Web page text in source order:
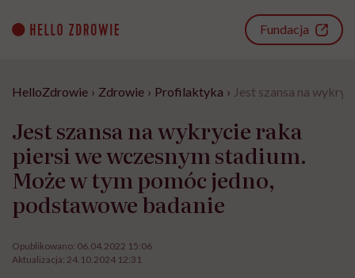
content
Fundacja
HelloZdrowie › Zdrowie › Profilaktyka › Jest szansa na
Jest szansa na wykrycie raka
piersi we wczesnym stadium.
Może w tym pomóc jedno,
podstawowe badanie
Opublikowano: 06.04.2022 15:06
Aktualizacja: 24.10.2024 12:31